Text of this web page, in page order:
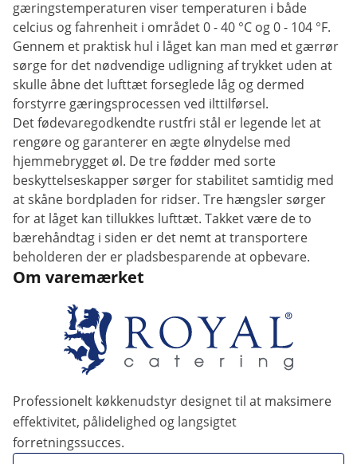
gæringstemperaturen viser temperaturen i både
celcius og fahrenheit i området 0 - 40 °C og 0 - 104 °F.
Gennem et praktisk hul i låget kan man med et gærrør
sørge for det nødvendige udligning af trykket uden at
skulle åbne det lufttæt forseglede låg og dermed
forstyrre gæringsprocessen ved ilttilførsel.
Det fødevaregodkendte rustfri stål er legende let at
rengøre og garanterer en ægte ølnydelse med
hjemmebrygget øl. De tre fødder med sorte
beskyttelseskapper sørger for stabilitet samtidig med
at skåne bordpladen for ridser. Tre hængsler sørger
for at låget kan tillukkes lufttæt. Takket være de to
bærehåndtag i siden er det nemt at transportere
beholderen der er pladsbesparende at opbevare.
Om varemærket
Professionelt køkkenudstyr designet til at maksimere
effektivitet, pålidelighed og langsigtet
forretningssucces.